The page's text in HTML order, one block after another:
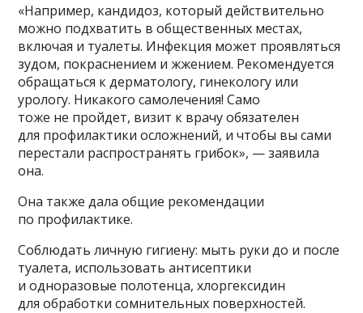
«Например, кандидоз, который действительно
можно подхватить в общественных местах,
включая и туалеты. Инфекция может проявляться
зудом, покраснением и жжением. Рекомендуется
обращаться к дерматологу, гинекологу или
урологу. Никакого самолечения! Само
тоже не пройдет, визит к врачу обязателен
для профилактики осложнений, и чтобы вы сами
перестали распространять грибок», — заявила
она.
Она также дала общие рекомендации
по профилактике.
Соблюдать личную гигиену: мыть руки до и после
туалета, использовать антисептики
и одноразовые полотенца, хлоргексидин
для обработки сомнительных поверхностей.